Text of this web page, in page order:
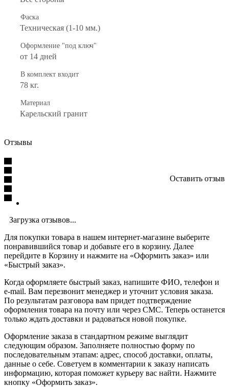
Фаска
Техническая (1-10 мм.)
Оформление "под ключ"
от 14 дней
В комплект входит
78 кг.
Материал
Карельский гранит
Отзывы
Оставить отзыв
Загрузка отзывов...
Для покупки товара в нашем интернет-магазине выберите
понравившийся товар и добавьте его в корзину. Далее
перейдите в Корзину и нажмите на «Оформить заказ» или
«Быстрый заказ».
Когда оформляете быстрый заказ, напишите ФИО, телефон и
e-mail. Вам перезвонит менеджер и уточнит условия заказа.
По результатам разговора вам придет подтверждение
оформления товара на почту или через СМС. Теперь останется
только ждать доставки и радоваться новой покупке.
Оформление заказа в стандартном режиме выглядит
следующим образом. Заполняете полностью форму по
последовательным этапам: адрес, способ доставки, оплаты,
данные о себе. Советуем в комментарии к заказу написать
информацию, которая поможет курьеру вас найти. Нажмите
кнопку «Оформить заказ».